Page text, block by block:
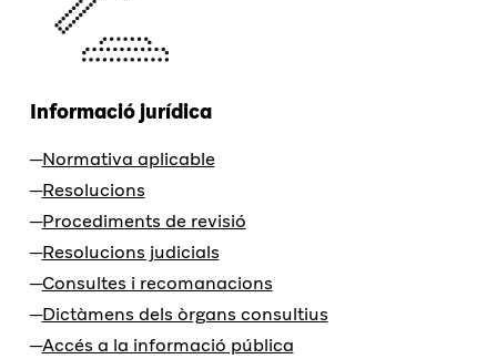
Informació jurídica
Normativa aplicable
Resolucions
Procediments de revisió
Resolucions judicials
Consultes i recomanacions
Dictàmens dels òrgans consultius
Accés a la informació pública